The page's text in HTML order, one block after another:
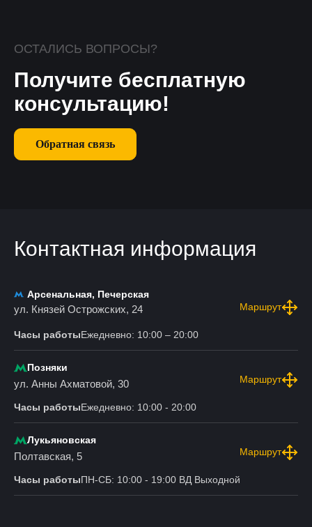
ОСТАЛИСЬ ВОПРОСЫ?
Получите бесплатную
консультацию!
Обратная связь
Контактная информация
Арсенальная, Печерская
ул. Князей Острожских, 24 Маршрут
Часы работыЕжедневно: 10:00 – 20:00
Позняки
ул. Анны Ахматовой, 30 Маршрут
Часы работыЕжедневно: 10:00 - 20:00
Лукьяновская
Полтавская, 5 Маршрут
Часы работыПН-СБ: 10:00 - 19:00 ВД Выходной